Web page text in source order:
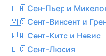
🇵🇲 Сен-Пьер и
🇻🇨 Сент-Винсент и
🇰🇳 Сент-Китс и Невис
🇱🇨 Сент-Люсия